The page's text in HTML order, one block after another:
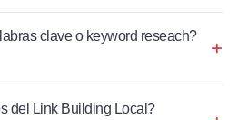
clave o keyword reseach?
del Link Building Local?